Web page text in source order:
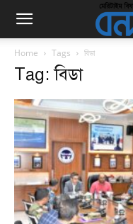
Home Tags বিডা
Tag: বিডা